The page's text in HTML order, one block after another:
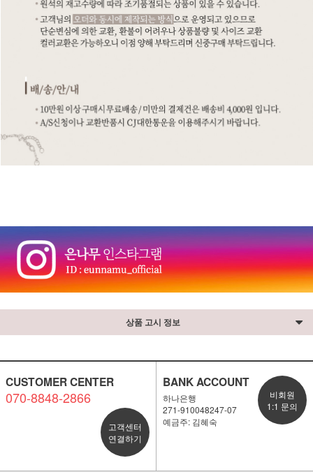
상품 고시 정보
CUSTOMER CENTER
070-8848-2866
고객센터
연결하기
BANK ACCOUNT
하나은행
271-910048247-07
예금주: 김혜숙
비회원
1:1 문의